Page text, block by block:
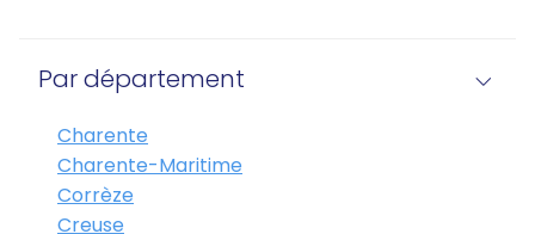
Par département
Charente
Charente-Maritime
Corrèze
Creuse